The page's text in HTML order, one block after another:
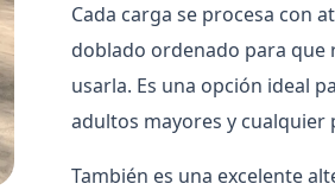
Cada carga se procesa con
doblado ordenado para
usarla. Es una opción ideal
adultos mayores y cualquier
También es una excelente